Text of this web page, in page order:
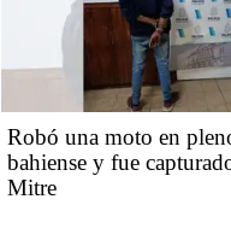
Robó una moto en
bahiense y fue
Mitre